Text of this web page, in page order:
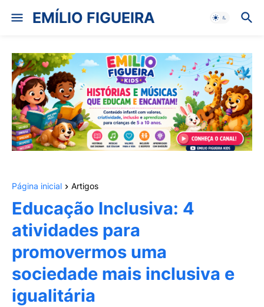
EMÍLIO FIGUEIRA
Página inicial Artigos
Educação Inclusiva: 4
atividades para
promovermos uma
sociedade mais inclusiva e
igualitária